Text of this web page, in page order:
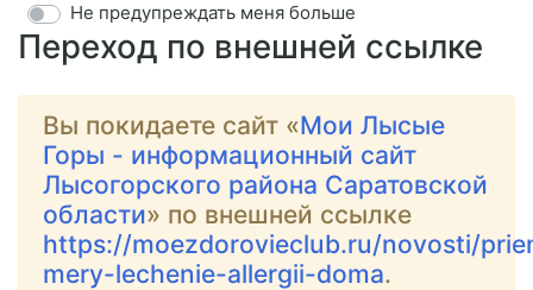
Переход по внешней ссылке
Не предупреждать меня больше
Вы покидаете сайт «Мои Лысые
Горы - информационный сайт
Лысогорского района Саратовской
области» по внешней ссылке
https://moezdorovieclub.ru/novosti/
mery-lechenie-allergii-doma.